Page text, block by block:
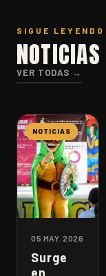
SIGUE LEYENDO
NOTICIAS
VER TODAS →
NOTICIAS
05 MAY. 2026
Surge
en